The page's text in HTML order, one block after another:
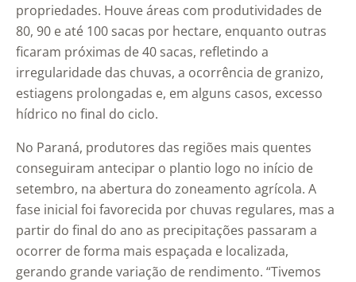
propriedades. Houve áreas com produtividades de
80, 90 e até 100 sacas por hectare, enquanto outras
ficaram próximas de 40 sacas, refletindo a
irregularidade das chuvas, a ocorrência de granizo,
estiagens prolongadas e, em alguns casos, excesso
hídrico no final do ciclo.
No Paraná, produtores das regiões mais quentes
conseguiram antecipar o plantio logo no início de
setembro, na abertura do zoneamento agrícola. A
fase inicial foi favorecida por chuvas regulares, mas a
partir do final do ano as precipitações passaram a
ocorrer de forma mais espaçada e localizada,
gerando grande variação de rendimento. “Tivemos